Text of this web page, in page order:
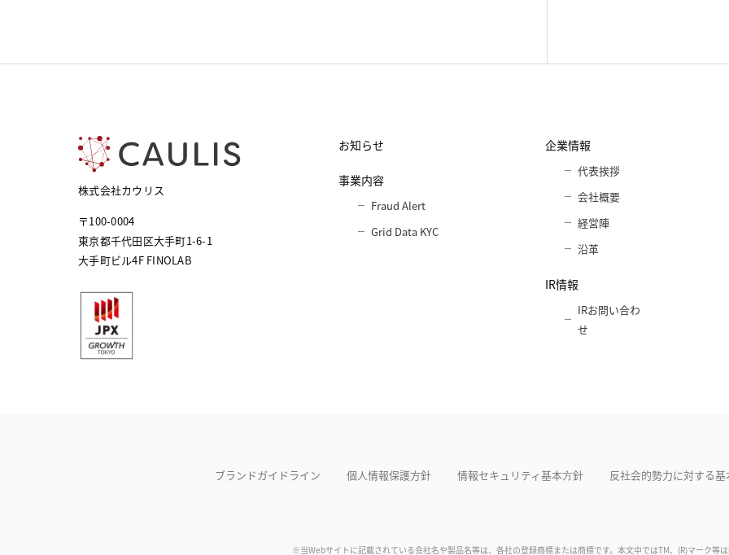
株式会社カウリス
〒100-0004
東京都千代田区大手町1-6-1
大手町ビル4F FINOLAB
お知らせ
事業内容
Fraud Alert
Grid Data KYC
企業情報
代表挨拶
会社概要
経営陣
沿革
IR情報
IRお問い合わ
せ
ブランドガイドライン 個人情報保護方針 情報セキュリティ基本⽅針 反社会的勢力に対する基
※当Webサイトに記載されている会社名や製品名等は、各社の登録商標または商標です。本文中ではTM、(R)マーク等は